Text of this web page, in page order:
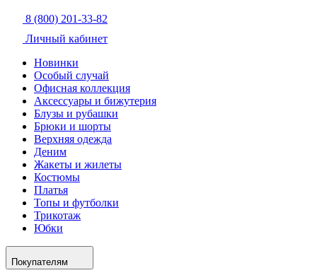
8 (800) 201-33-82
Личный кабинет
Новинки
Особый случай
Офисная коллекция
Аксессуары и бижутерия
Блузы и рубашки
Брюки и шорты
Верхняя одежда
Деним
Жакеты и жилеты
Костюмы
Платья
Топы и футболки
Трикотаж
Юбки
Покупателям